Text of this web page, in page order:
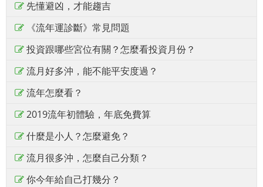
先懂避凶，才能趨吉
《流年運診斷》常見問題
投資跟哪些宮位有關？怎麼看投資月份？
流月好多沖，能不能平安度過？
流年怎麼看？
2019流年初體驗，年底免費算
什麼是小人？怎麼避免？
流月很多沖，怎麼自己分類？
你今年給自己打幾分？